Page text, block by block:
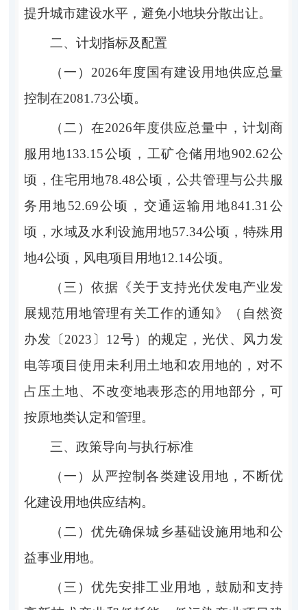
提升城市建设水平，避免小地块分散出让。
二、计划指标及配置
（一） 2026年度国有建设用地供应总量
控制在2081.73公顷。
（二） 在2026年度供应总量中，计划商
服用地133.15公顷，工矿仓储用地902.62公
顷，住宅用地78.48公顷，公共管理与公共服
务用地52.69公顷 ， 交通运输用地841.31 公
顷，水域及水利设施用地57.34公顷，特殊用
地4公顷 ，风电项目用地12.14公顷。
（三）依据《关于支持光伏发电产业发
展规范用地管理有关工作的通知》（自然资
办发〔2023〕 12号）的规定，光伏、风力发
电等项目使用未利用土地和农用地的，对不
占压土地、不改变地表形态的用地部分，可
按原地类认定和管理。
三、政策导向与执行标准
（一） 从严控制各类建设用地，不断优
化建设用地供应结构。
（二）优先确保城乡基础设施用地和公
益事业用地。
（三）优先安排工业用地，鼓励和支持